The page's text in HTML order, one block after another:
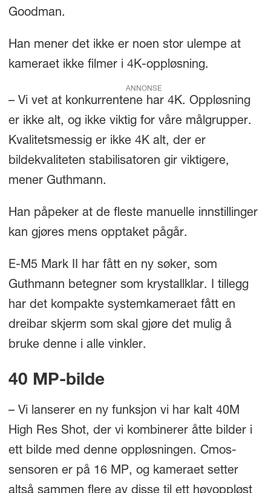
Goodman.
Han mener det ikke er noen stor ulempe at
kameraet ikke filmer i 4K-oppløsning.
ANNONSE
– Vi vet at konkurrentene har 4K. Oppløsning
er ikke alt, og ikke viktig for våre målgrupper.
Kvalitetsmessig er ikke 4K alt, der er
bildekvaliteten stabilisatoren gir viktigere,
mener Guthmann.
Han påpeker at de fleste manuelle innstillinger
kan gjøres mens opptaket pågår.
E-M5 Mark II har fått en ny søker, som
Guthmann betegner som krystallklar. I tillegg
har det kompakte systemkameraet fått en
dreibar skjerm som skal gjøre det mulig å
bruke denne i alle vinkler.
40 MP-bilde
– Vi lanserer en ny funksjon vi har kalt 40M
High Res Shot, der vi kombinerer åtte bilder i
ett bilde med denne oppløsningen. Cmos-
sensoren er på 16 MP, og kameraet setter